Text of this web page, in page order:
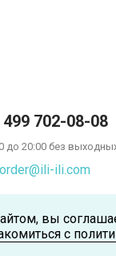
499 702-08-08
до 20:00 без
order@ili-ili.com
вы
с